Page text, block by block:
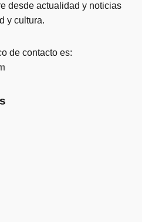
desde actualidad y noticias
y cultura.
de contacto es: